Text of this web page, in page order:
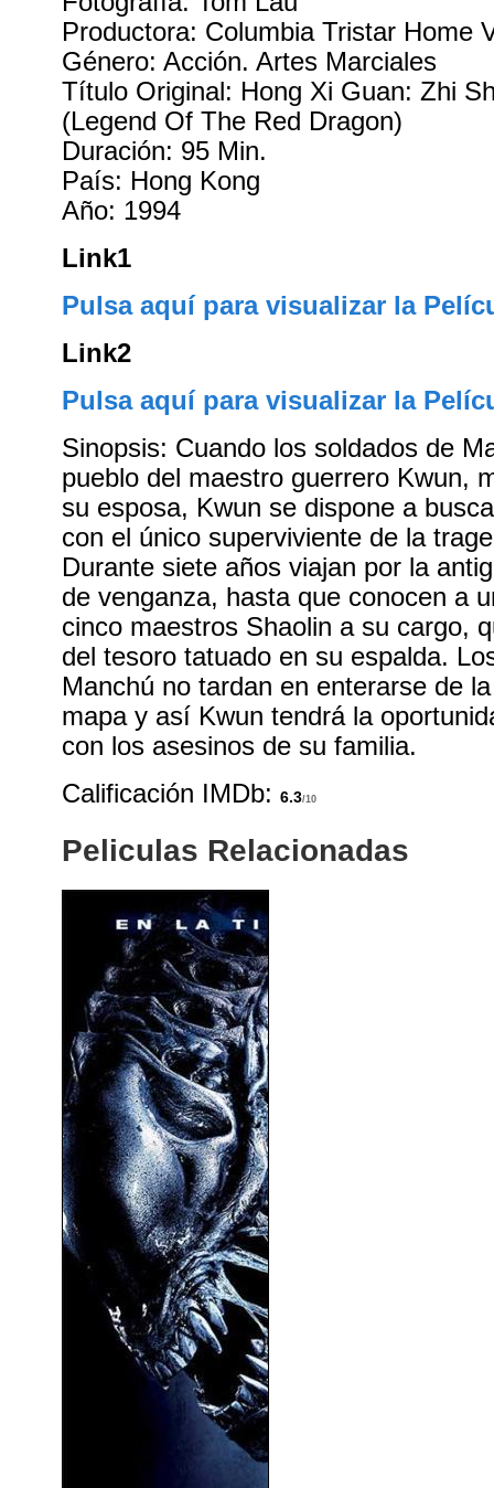
Productora: Columbia Tristar Home
Género: Acción. Artes Marciales
Título Original: Hong Xi Guan: Zhi
(Legend Of The Red Dragon)
Duración: 95 Min.
País: Hong Kong
Año: 1994
Link1
Pulsa aquí para visualizar la
Link2
Pulsa aquí para visualizar la
Sinopsis: Cuando los soldados de
pueblo del maestro guerrero Kwun,
su esposa, Kwun se dispone a
con el único superviviente de la
Durante siete años viajan por la
de venganza, hasta que conocen a
cinco maestros Shaolin a su cargo,
del tesoro tatuado en su espalda.
Manchú no tardan en enterarse de
mapa y así Kwun tendrá la
con los asesinos de su familia.
Calificación IMDb:6.3/10
Peliculas Relacionadas